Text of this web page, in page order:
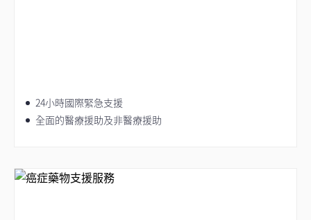
24小時國際緊急支援
全面的醫療援助及非醫療援助